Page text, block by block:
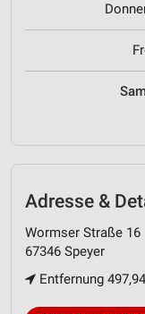
Adresse &
Wormser Straße 16
67346 Speyer
Entfernung